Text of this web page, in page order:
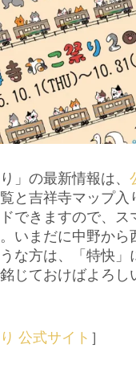
」の最新情報は、
と吉祥寺マップ入
できますので、ス
いまだに中野から
な方は、「特快」
じておけばよろし
公式サイト ］